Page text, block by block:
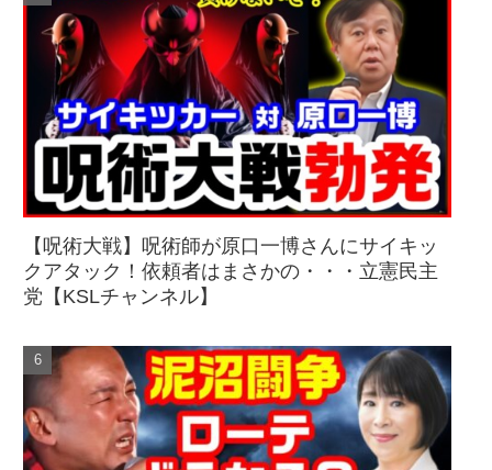
【呪術大戦】呪術師が原口一博さんにサイキッ
クアタック！依頼者はまさかの・・・立憲民主
党【KSLチャンネル】